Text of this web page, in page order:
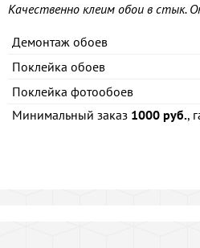
Качественно клеим обои в стык.
Демонтаж обоев
Поклейка обоев
Поклейка фотообоев
Минимальный заказ 1000 руб.,